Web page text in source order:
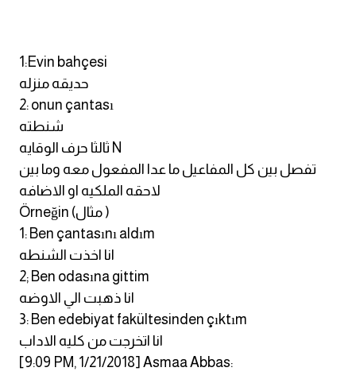
1:Evin bahçesi
حديقه منزله
2: onun çantası
شنطته
ثالثا حرف الوقايه N
تفصل بين كل المفاعيل ما عدا المفعول معه وما بين
لاحقه الملكيه او الاضافه
Örneğin (مثال )
1: Ben çantasını aldım
انا اخذت الشنطه
2; Ben odasına gittim
انا ذهبت الي الاوضه
3: Ben edebiyat fakültesinden çıktım
انا اتخرجت من كليه الاداب
[9:09 PM, 1/21/2018] Asmaa Abbas: